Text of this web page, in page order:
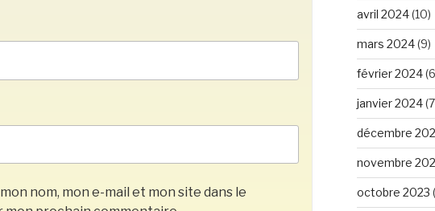
nom, mon e-mail et mon site dans le
avril 2024(10)
mars 2024(9)
février 2024
janvier 2024
décembre
novembre
octobre 2023